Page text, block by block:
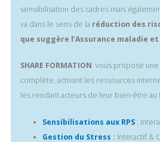
sensibilisation des cadres mais
va dans le sens de la réduction des
que suggère l’Assurance maladie et
SHARE FORMATION vous propose
complète, activant les ressources
les rendant acteurs de leur bien-être au
Sensibilisations aux RPS :
Gestion du Stress : Interactif &